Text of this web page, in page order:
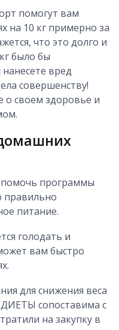
помогут вам
на 10 кг примерно за
что это долго и
было бы
вред
совершенству!
о своем здоровье и
помочь программы
правильно
питание.
голодать и
вам быстро
для снижения веса
сопоставима с
на закупку в